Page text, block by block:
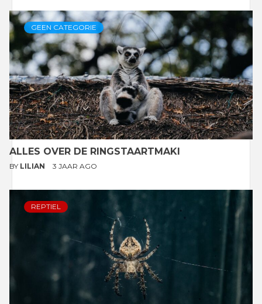
GEEN CATEGORIE
ALLES OVER DE RINGSTAARTMAKI
BY LILIAN 3 JAAR AGO
REPTIEL